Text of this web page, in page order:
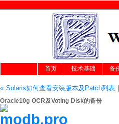
首页 技术基础 备
« Solaris如何查看安装版本及Patch列表
Oracle10g OCR及Voting Disk的备份